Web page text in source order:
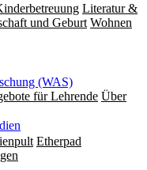
Literatur &
und Geburt Wohnen
(WAS)
für Lehrende Über
Etherpad